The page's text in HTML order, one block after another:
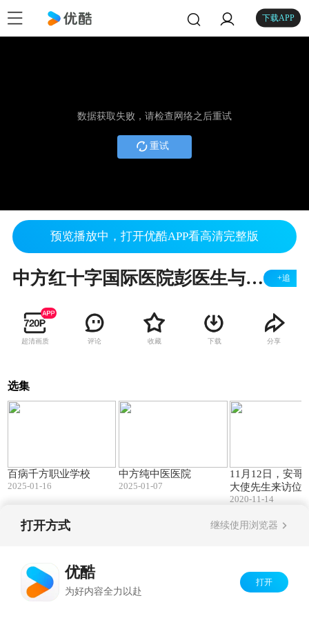
下载APP
数据获取失败，请检查网络之后重试
重试
预览播放中，打开优酷APP看高清完整版
中方红十字国际医院彭医生与国际学生讨论中医话题（1） +追
超清画质 评论 收藏 下载 分享
选集
百病千方职业学校
2025-01-16
中方纯中医医院
2025-01-07
11月12日，安哥
大使先生来访位
高桥大市场的高
现状。
2020-11-14
打开方式 继续使用浏览器
优酷
为好内容全力以赴
打开